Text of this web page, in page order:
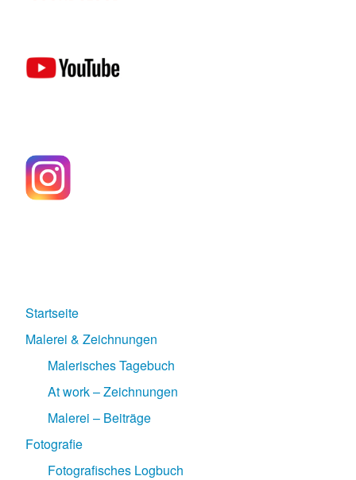
Startseite
Malerei & Zeichnungen
Malerisches Tagebuch
At work – Zeichnungen
Malerei – Beiträge
Fotografie
Fotografisches Logbuch